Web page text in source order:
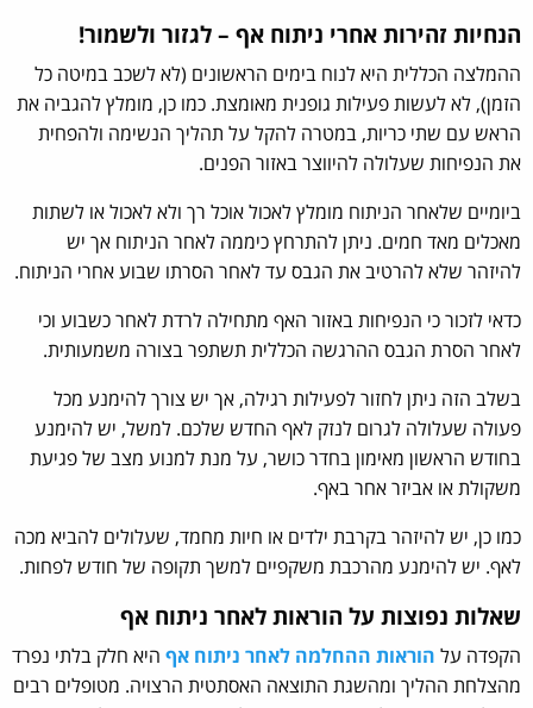
הנחיות זהירות אחרי ניתוח אף – לגזור ולשמור!
ההמלצה הכללית היא לנוח בימים הראשונים (לא לשכב במיטה כל
הזמן), לא לעשות פעילות גופנית מאומצת. כמו כן, מומלץ להגביה את
הראש עם שתי כריות, במטרה להקל על תהליך הנשימה ולהפחית
את הנפיחות שעלולה להיווצר באזור הפנים.
ביומיים שלאחר הניתוח מומלץ לאכול אוכל רך ולא לאכול או לשתות
מאכלים מאד חמים. ניתן להתרחץ כיממה לאחר הניתוח אך יש
להיזהר שלא להרטיב את הגבס עד לאחר הסרתו שבוע אחרי הניתוח.
כדאי לזכור כי הנפיחות באזור האף מתחילה לרדת לאחר כשבוע וכי
לאחר הסרת הגבס ההרגשה הכללית תשתפר בצורה משמעותית.
בשלב הזה ניתן לחזור לפעילות רגילה, אך יש צורך להימנע מכל
פעולה שעלולה לגרום לנזק לאף החדש שלכם. למשל, יש להימנע
בחודש הראשון מאימון בחדר כושר, על מנת למנוע מצב של פגיעת
משקולת או אביזר אחר באף.
כמו כן, יש להיזהר בקרבת ילדים או חיות מחמד, שעלולים להביא מכה
לאף. יש להימנע מהרכבת משקפיים למשך תקופה של חודש לפחות.
שאלות נפוצות על הוראות לאחר ניתוח אף
הקפדה על הוראות ההחלמה לאחר ניתוח אף היא חלק בלתי נפרד
מהצלחת ההליך ומהשגת התוצאה האסתטית הרצויה. מטופלים רבים